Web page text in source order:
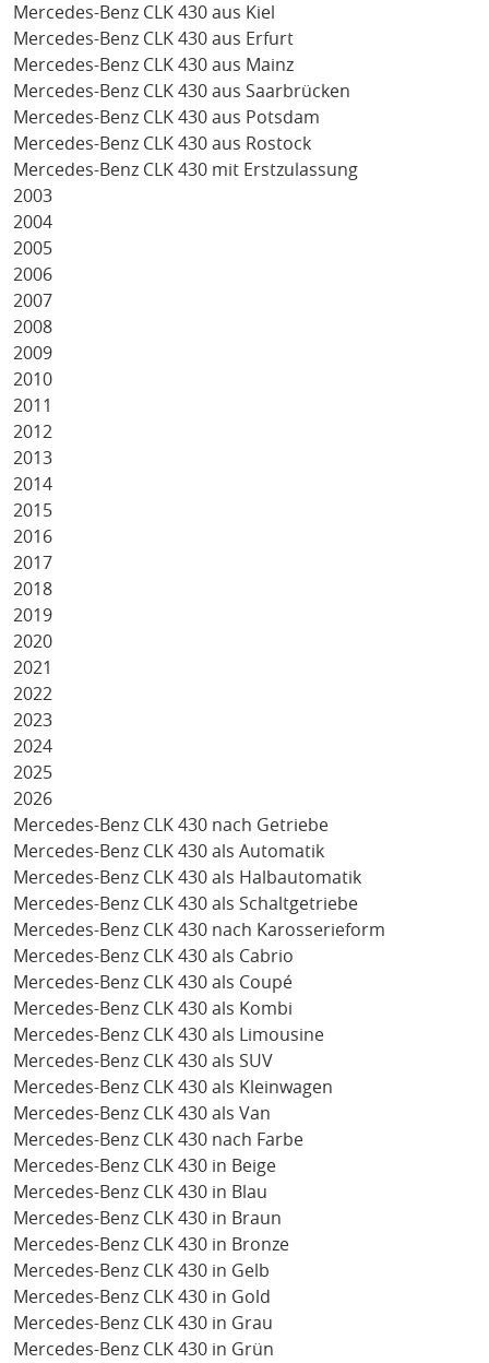
Mercedes-Benz CLK 430 aus Kiel
Mercedes-Benz CLK 430 aus Erfurt
Mercedes-Benz CLK 430 aus Mainz
Mercedes-Benz CLK 430 aus Saarbrücken
Mercedes-Benz CLK 430 aus Potsdam
Mercedes-Benz CLK 430 aus Rostock
Mercedes-Benz CLK 430 mit Erstzulassung
2003
2004
2005
2006
2007
2008
2009
2010
2011
2012
2013
2014
2015
2016
2017
2018
2019
2020
2021
2022
2023
2024
2025
2026
Mercedes-Benz CLK 430 nach Getriebe
Mercedes-Benz CLK 430 als Automatik
Mercedes-Benz CLK 430 als Halbautomatik
Mercedes-Benz CLK 430 als Schaltgetriebe
Mercedes-Benz CLK 430 nach Karosserieform
Mercedes-Benz CLK 430 als Cabrio
Mercedes-Benz CLK 430 als Coupé
Mercedes-Benz CLK 430 als Kombi
Mercedes-Benz CLK 430 als Limousine
Mercedes-Benz CLK 430 als SUV
Mercedes-Benz CLK 430 als Kleinwagen
Mercedes-Benz CLK 430 als Van
Mercedes-Benz CLK 430 nach Farbe
Mercedes-Benz CLK 430 in Beige
Mercedes-Benz CLK 430 in Blau
Mercedes-Benz CLK 430 in Braun
Mercedes-Benz CLK 430 in Bronze
Mercedes-Benz CLK 430 in Gelb
Mercedes-Benz CLK 430 in Gold
Mercedes-Benz CLK 430 in Grau
Mercedes-Benz CLK 430 in Grün